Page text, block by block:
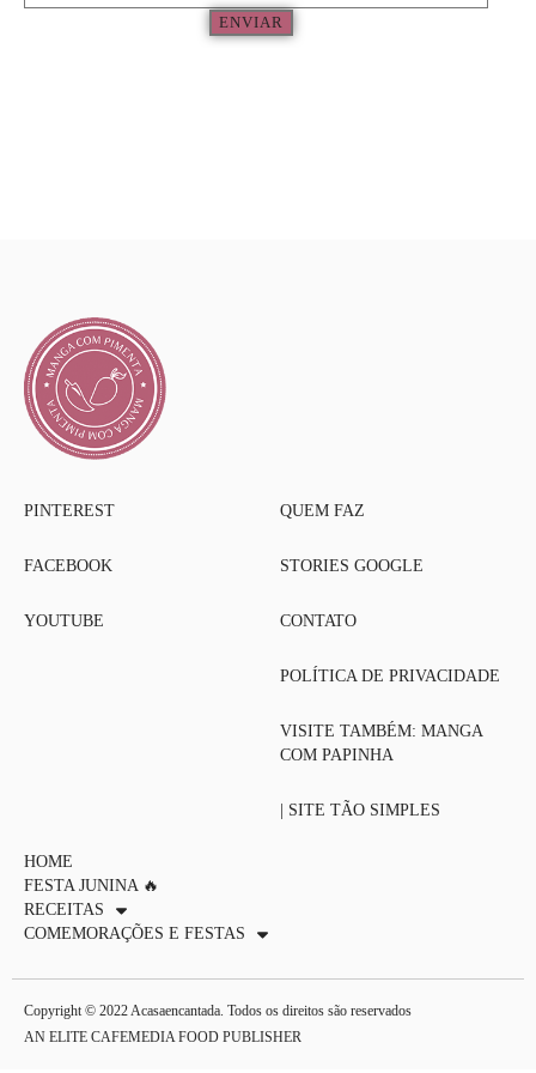
ENVIAR
PINTEREST
FACEBOOK
YOUTUBE
QUEM FAZ
STORIES GOOGLE
CONTATO
POLÍTICA DE PRIVACIDADE
VISITE TAMBÉM: MANGA
COM PAPINHA
| SITE TÃO SIMPLES
HOME
FESTA JUNINA 🔥
RECEITAS
COMEMORAÇÕES E FESTAS
Copyright © 2022 Acasaencantada. Todos os direitos são reservados
AN ELITE CAFEMEDIA FOOD PUBLISHER